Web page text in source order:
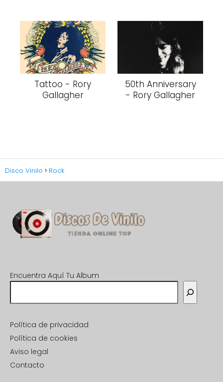
Tattoo - Rory
Gallagher
50th Anniversary
- Rory Gallagher
Disco Vinilo Rock
Encuentra Aquí Tu Album
Política de privacidad
Política de cookies
Aviso legal
Contacto